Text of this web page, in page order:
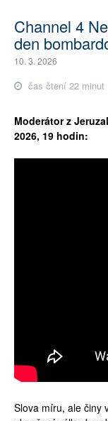
Channel 4
den
10. 3. 2026
čas čtení 22 minut
Moderátor z
2026, 19 hodin:
Slova míru, ale činy